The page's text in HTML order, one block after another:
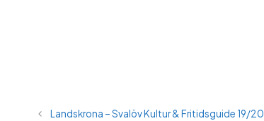
Landskrona – Svalöv Kultur & Fritidsguide 19/20